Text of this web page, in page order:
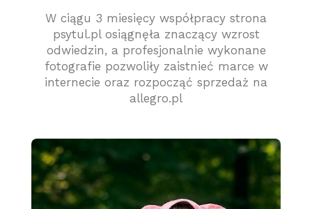
W ciągu 3 miesięcy współpracy strona
psytul.pl osiągnęła znaczący wzrost
odwiedzin, a profesjonalnie wykonane
fotografie pozwoliły zaistnieć marce w
internecie oraz rozpocząć sprzedaż na
allegro.pl